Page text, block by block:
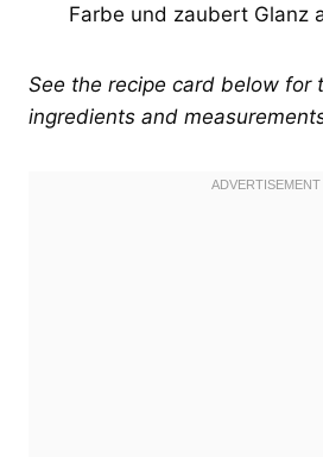
Farbe und zaubert Glanz
See the recipe card below for
ingredients and